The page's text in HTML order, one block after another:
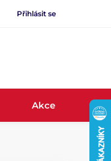
Přihlásit se
Akce